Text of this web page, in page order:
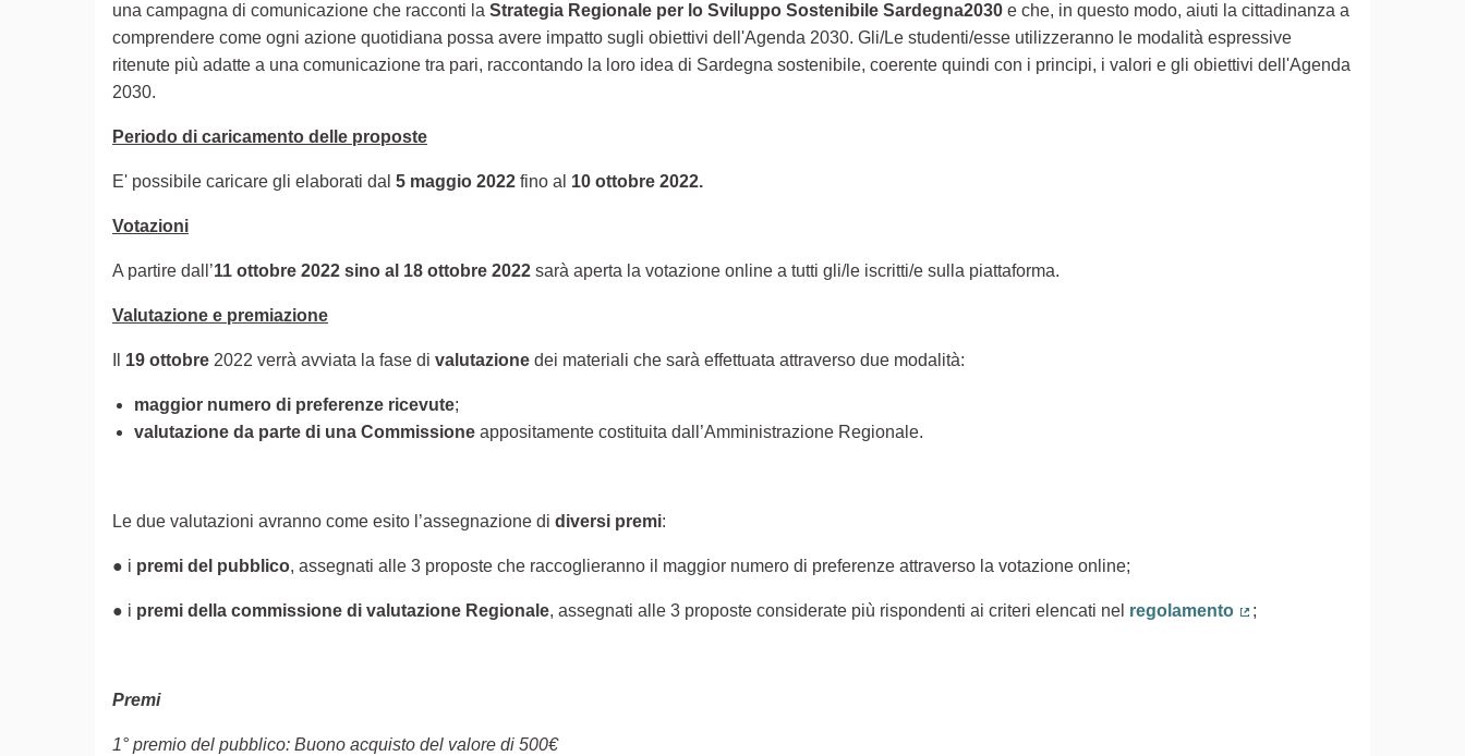
una campagna di comunicazione che racconti la Strategia Regionale per lo Sviluppo Sostenibile Sardegna2030 e che, in questo modo, aiuti la cittadinanza a
comprendere come ogni azione quotidiana possa avere impatto sugli obiettivi dell'Agenda 2030. Gli/Le studenti/esse utilizzeranno le modalità espressive
ritenute più adatte a una comunicazione tra pari, raccontando la loro idea di Sardegna sostenibile, coerente quindi con i principi, i valori e gli obiettivi dell'Agenda
2030.
Periodo di caricamento delle proposte
E' possibile caricare gli elaborati dal 5 maggio 2022 fino al 10 ottobre 2022.
Votazioni
A partire dall’11 ottobre 2022 sino al 18 ottobre 2022 sarà aperta la votazione online a tutti gli/le iscritti/e sulla piattaforma.
Valutazione e premiazione
19 ottobre 2022 verrà avviata la fase di valutazione dei materiali che sarà effettuata attraverso due modalità:
maggior numero di preferenze ricevute;
valutazione da parte di una Commissione appositamente costituita dall’Amministrazione Regionale.
Le due valutazioni avranno come esito l’assegnazione di diversi premi:
● i premi del pubblico, assegnati alle 3 proposte che raccoglieranno il maggior numero di preferenze attraverso la votazione online;
● i premi della commissione di valutazione Regionale, assegnati alle 3 proposte considerate più rispondenti ai criteri elencati nel regolamento
;
Premi
1° premio del pubblico: Buono acquisto del valore di 500€